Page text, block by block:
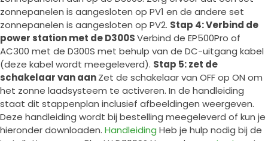
zonnepanelen is aangesloten op PV1 en de andere set
zonnepanelen is aangesloten op PV2. Stap 4: Verbind de
power station met de D300SVerbind de EP500Pro of
AC300 met de D300S met behulp van de DC-uitgang kabel
(deze kabel wordt meegeleverd). Stap 5: zet de
schakelaar van aanZet de schakelaar van OFF op ON om
het zonne laadsysteem te activeren. In de handleiding
staat dit stappenplan inclusief afbeeldingen weergeven.
Deze handleiding wordt bij bestelling meegeleverd of kun je
hieronder downloaden. Handleiding Heb je hulp nodig bij de